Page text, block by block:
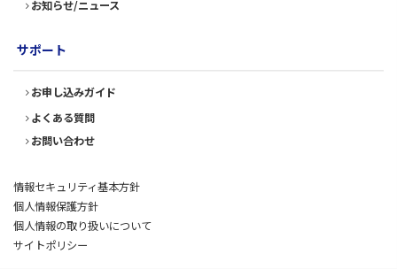
お知らせ/ニュース
サポート
お申し込みガイド
よくある質問
お問い合わせ
情報セキュリティ基本方針
個人情報保護方針
個人情報の取り扱いについて
サイトポリシー